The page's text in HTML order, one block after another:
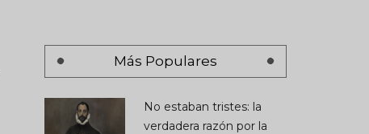
Más Populares
No estaban tristes: la
verdadera razón por la